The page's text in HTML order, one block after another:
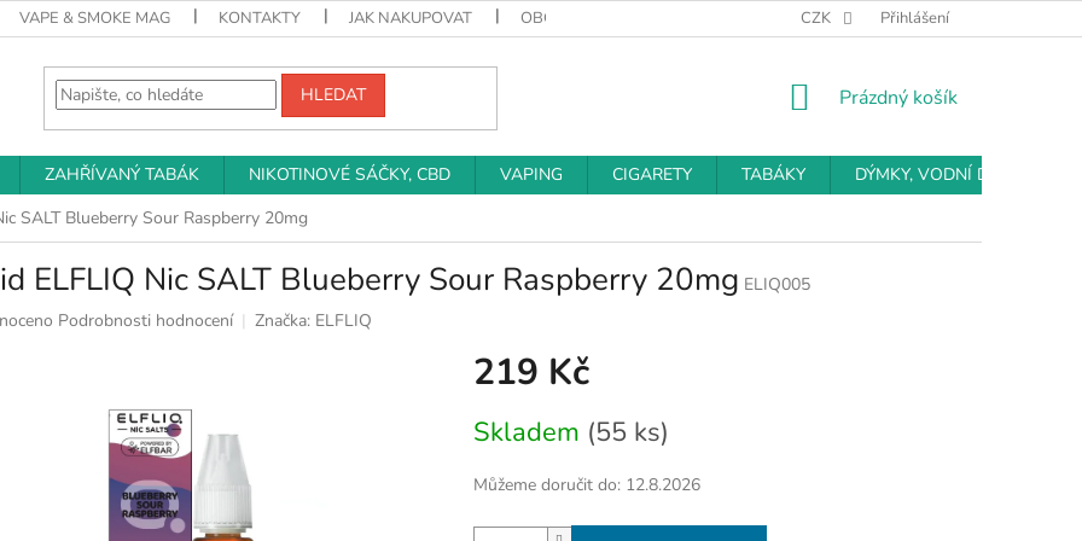
VAPE & SMOKE MAG KONTAKTY JAK NAKUPOVAT OBCHODNÍ PODMÍNKY PODMÍNKY OCHRANY OSOBNÍCH ÚDAJŮ
CZK Přihlášení
HLEDAT
NÁKUPNÍ
Prázdný košík
ZAHŘÍVANÝ TABÁK NIKOTINOVÉ SÁČKY, CBD VAPING CIGARETY TABÁKY
DÝMKY, VODNÍ DÝMKY
SALT Blueberry Sour Raspberry 20mg
ELFLIQ Nic SALT Blueberry Sour Raspberry 20mg ELIQ005
Podrobnosti hodnocení Značka: ELFLIQ
219 Kč
cena:
Skladem (55 ks)
Můžeme doručit do: 12.8.2026